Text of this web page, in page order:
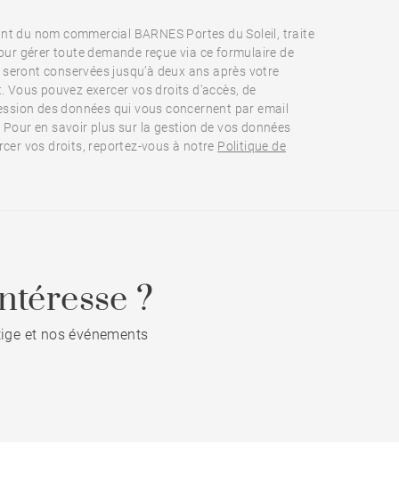
du nom commercial BARNES Portes du Soleil, traite
gérer toute demande reçue via ce formulaire de
conservées jusqu’à deux ans après votre
Vous pouvez exercer vos droits d'accès, de
des données qui vous concernent par email
en savoir plus sur la gestion de vos données
vos droits, reportez-vous à notre Politique de
?
et nos événements